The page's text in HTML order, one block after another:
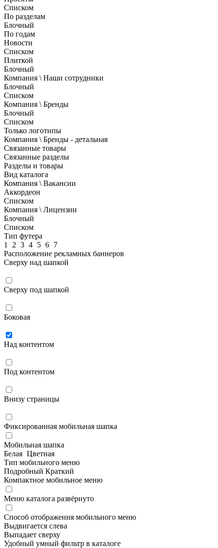
Списком
По разделам
Блочный
По годам
Новости
Списком
Плиткой
Блочный
Компания \ Наши сотрудники
Блочный
Списком
Компания \ Бренды
Блочный
Списком
Только логотипы
Компания \ Бренды - детальная
Связанные товары
Связанные разделы
Разделы и товары
Вид каталога
Компания \ Вакансии
Аккордеон
Списком
Компания \ Лицензии
Блочный
Списком
Тип футера
1
2 3 4 5 6 7
Расположение рекламных баннеров
Сверху над шапкой
Сверху под шапкой
Боковая
Над контентом
Под контентом
Внизу страницы
Фиксированная мобильная шапка
Мобильная шапка
Белая Цветная
Тип мобильного меню
Подробный Краткий
Компактное мобильное меню
Меню каталога развёрнуто
Способ отображения мобильного меню
Выдвигается слева
Выпадает сверху
Удобный умный фильтр в каталоге